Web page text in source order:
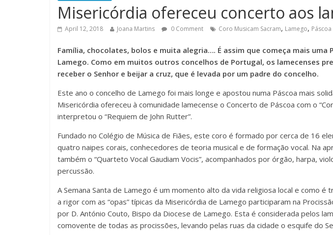
Misericórdia ofereceu concerto aos
April 12, 2018 Joana Martins 0 Comment Coro Musicam Sacram, Lamego, Páscoa
Família, chocolates, bolos e muita alegria…. É assim que começa mais uma
Lamego. Como em muitos outros concelhos de Portugal, os lamecenses
receber o Senhor e beijar a cruz, que é levada por um padre do concelho.
Este ano o concelho de Lamego foi mais longe e apostou numa Páscoa mais
Misericórdia ofereceu à comunidade lamecense o Concerto de Páscoa com o
interpretou o “Requiem de John Rutter”.
Fundado no Colégio de Música de Fiães, este coro é formado por cerca de 16
quatro naipes corais, conhecedores de teoria musical e de formação vocal. Na
também o “Quarteto Vocal Gaudiam Vocis”, acompanhados por órgão, harpa,
percussão.
A Semana Santa de Lamego é um momento alto da vida religiosa local e como é
a rigor com as “opas” típicas da Misericórdia de Lamego participaram na
por D. António Couto, Bispo da Diocese de Lamego. Esta é considerada pelos
comovente de todas as procissões, levando pelas ruas da cidade o esquife do